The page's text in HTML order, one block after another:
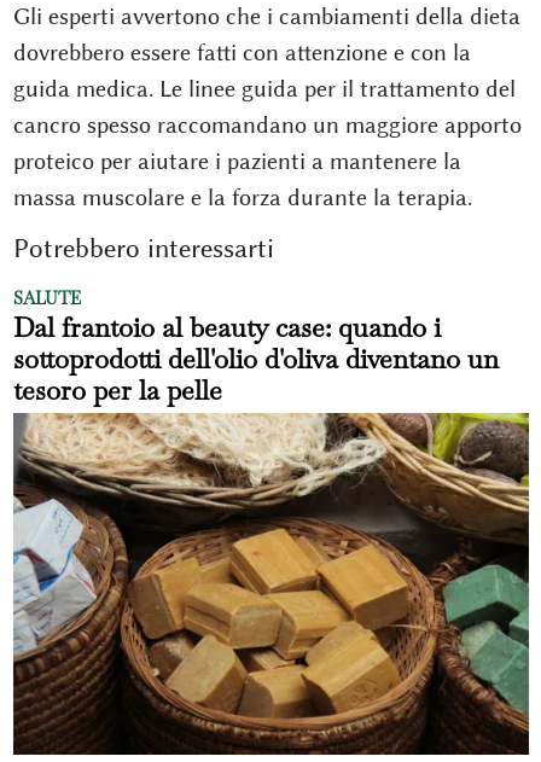
Gli esperti avvertono che i cambiamenti della dieta
dovrebbero essere fatti con attenzione e con la
guida medica. Le linee guida per il trattamento del
cancro spesso raccomandano un maggiore apporto
proteico per aiutare i pazienti a mantenere la
massa muscolare e la forza durante la terapia.
Potrebbero interessarti
SALUTE
Dal frantoio al beauty case: quando i
sottoprodotti dell'olio d'oliva diventano un
tesoro per la pelle